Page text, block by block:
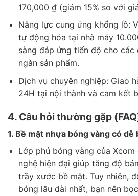
170,000 ₫ (giảm 15% so với
Năng lực cung ứng khổng lồ:
tự động hóa tại nhà máy
sàng đáp ứng tiến độ cho các
ngàn sản phẩm.
Dịch vụ chuyên nghiệp: Giao
24H tại nội thành và cam kết
4. Câu hỏi thường gặp
1. Bề mặt nhựa bóng vàng có
Lớp phủ bóng vàng của
nghệ hiện đại giúp tăng độ
trầy xước bề mặt. Tuy nhiên,
bóng lâu dài nhất, bạn nên